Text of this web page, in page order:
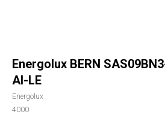
Energolux BERN
AI-LE
Energolux
4000